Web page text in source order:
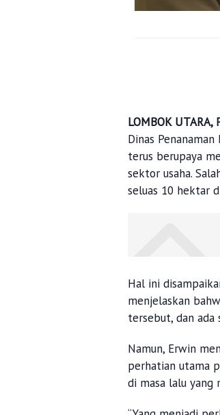
LOMBOK UTARA,
Dinas
terus berupaya
sektor usaha.
seluas 10 hektar
Hal ini
menjelaskan
tersebut, dan ada
Namun, Erwin
perhatian utama
di masa lalu yang